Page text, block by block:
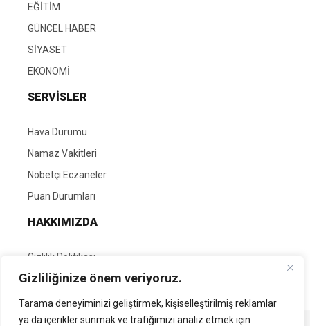
Gizliliğinize önem veriyoruz.
Tarama deneyiminizi geliştirmek, kişiselleştirilmiş reklamlar
ya da içerikler sunmak ve trafiğimizi analiz etmek için
EĞİTİM
GÜNCEL HABER
SİYASET
EKONOMİ
SERVİSLER
Hava Durumu
Namaz Vakitleri
Nöbetçi Eczaneler
Puan Durumları
HAKKIMIZDA
Gizlilik Politikası
GÖNÜLLÜ EDİTÖRÜMÜZ OL